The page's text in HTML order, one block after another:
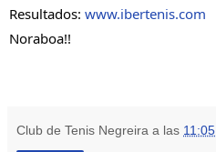
Resultados: www.ibertenis.com
Noraboa!!
Club de Tenis Negreira a las 11:05